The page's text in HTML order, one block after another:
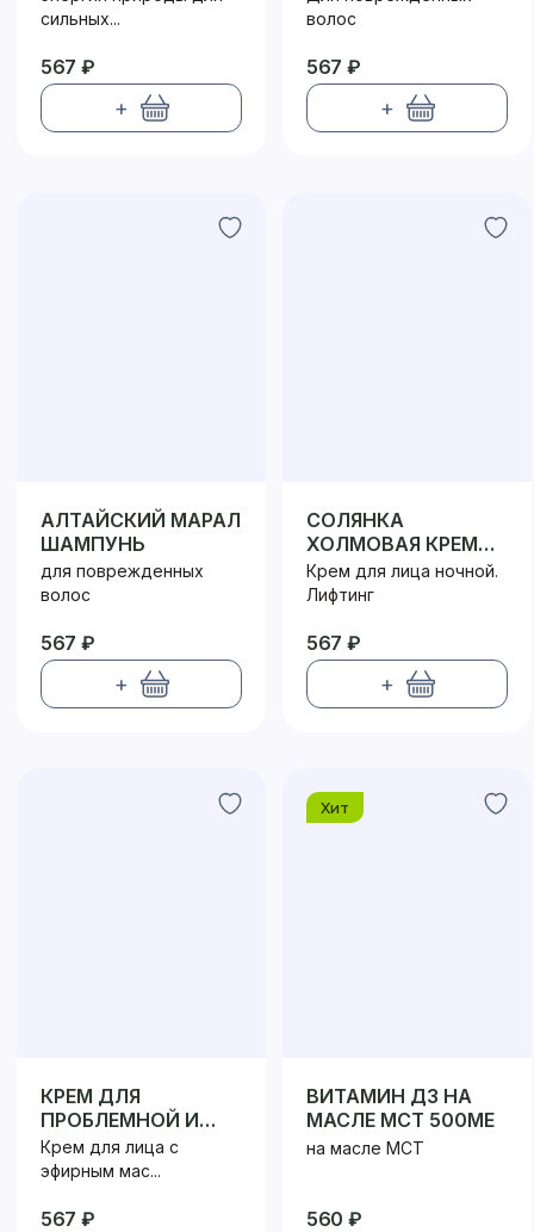
сильных...
567 ₽
+
волос
567 ₽
+
АЛТАЙСКИЙ МАРАЛ
ШАМПУНЬ
для поврежденных
волос
567 ₽
+
СОЛЯНКА
ХОЛМОВАЯ КРЕМ
ДЛЯ ЛИЦА НОЧНОЙ
Крем для лица ночной.
Лифтинг
567 ₽
+
КРЕМ ДЛЯ
ПРОБЛЕМНОЙ И
КОМБИНИРОВАННОЙ
КОЖИ
Крем для лица с
эфирным мас...
567 ₽
Хит
ВИТАМИН Д3 НА
МАСЛЕ МСТ 500МЕ
на масле МСТ
560 ₽